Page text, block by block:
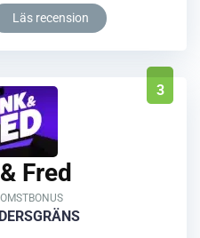
Läs recension
3
Fred